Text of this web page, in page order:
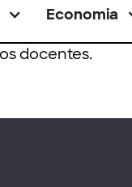
Economia
docentes.